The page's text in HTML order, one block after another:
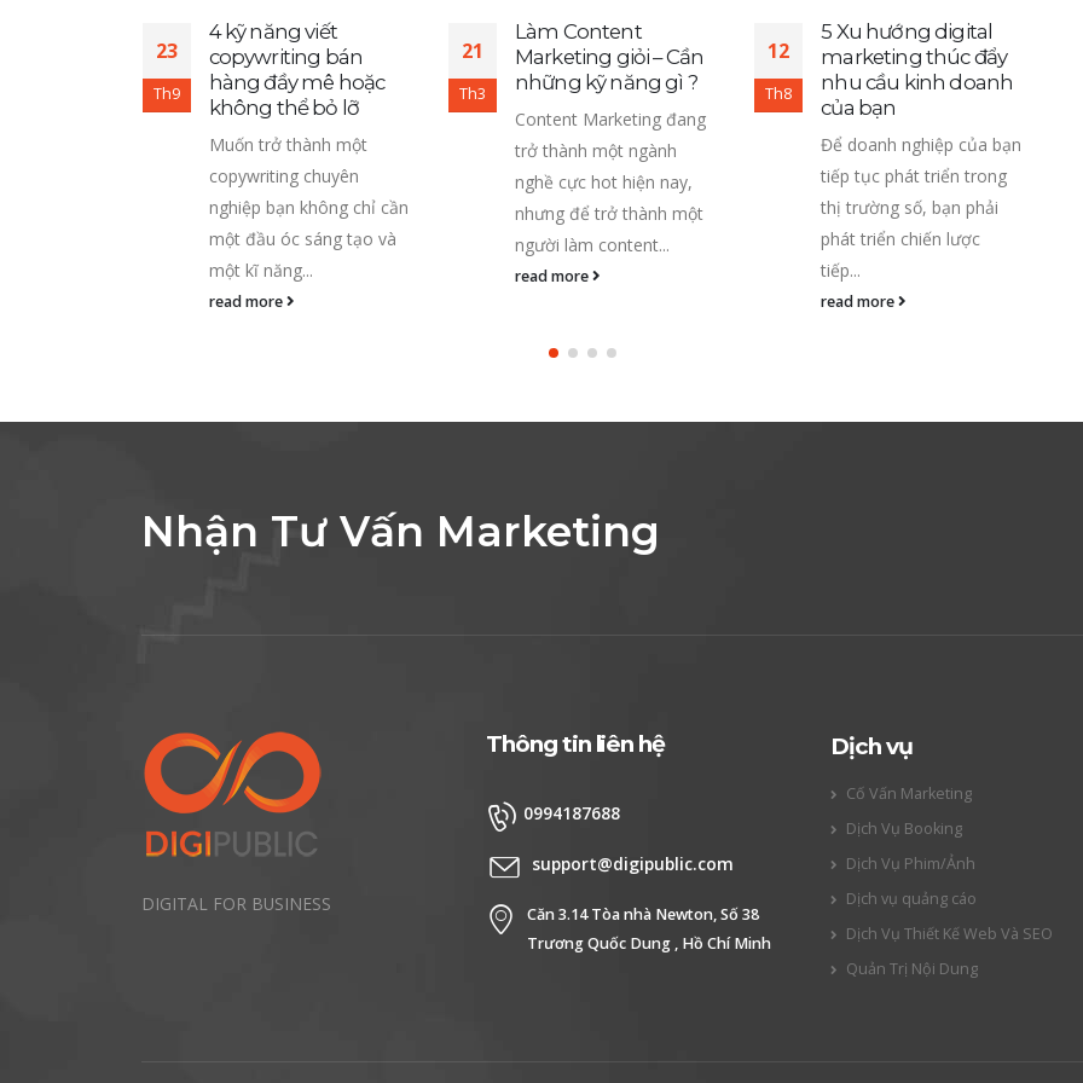
23
Th9
4 kỹ năng viết
copywriting bán
hàng đầy mê hoặc
không thể bỏ lỡ
Muốn trở thành một
copywriting chuyên
nghiệp bạn không chỉ cần
một đầu óc sáng tạo và
một kĩ năng...
read more
21
Th3
Làm Content
Marketing giỏi – Cần
những kỹ năng gì ?
Content Marketing đang
trở thành một ngành
nghề cực hot hiện nay,
nhưng để trở thành một
người làm content...
read more
12
Th8
5 Xu hướng digital
marketing thúc đẩy
nhu cầu kinh doanh
của bạn
Để doanh nghiệp của bạn
tiếp tục phát triển trong
thị trường số, bạn phải
phát triển chiến lược
tiếp...
read more
Nhận Tư Vấn Marketing
DIGITAL FOR BUSINESS
Thông tin liên hệ
0994187688
support@digipublic.com
Căn 3.14 Tòa nhà Newton, Số 38
Trương Quốc Dung , Hồ Chí Minh
Dịch vụ
Cố Vấn Marketing
Dịch Vụ Booking
Dịch Vụ Phim/Ảnh
Dịch vụ quảng cáo
Dịch Vụ Thiết Kế Web Và SEO
Quản Trị Nội Dung